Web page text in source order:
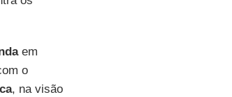
em
o
, na visão